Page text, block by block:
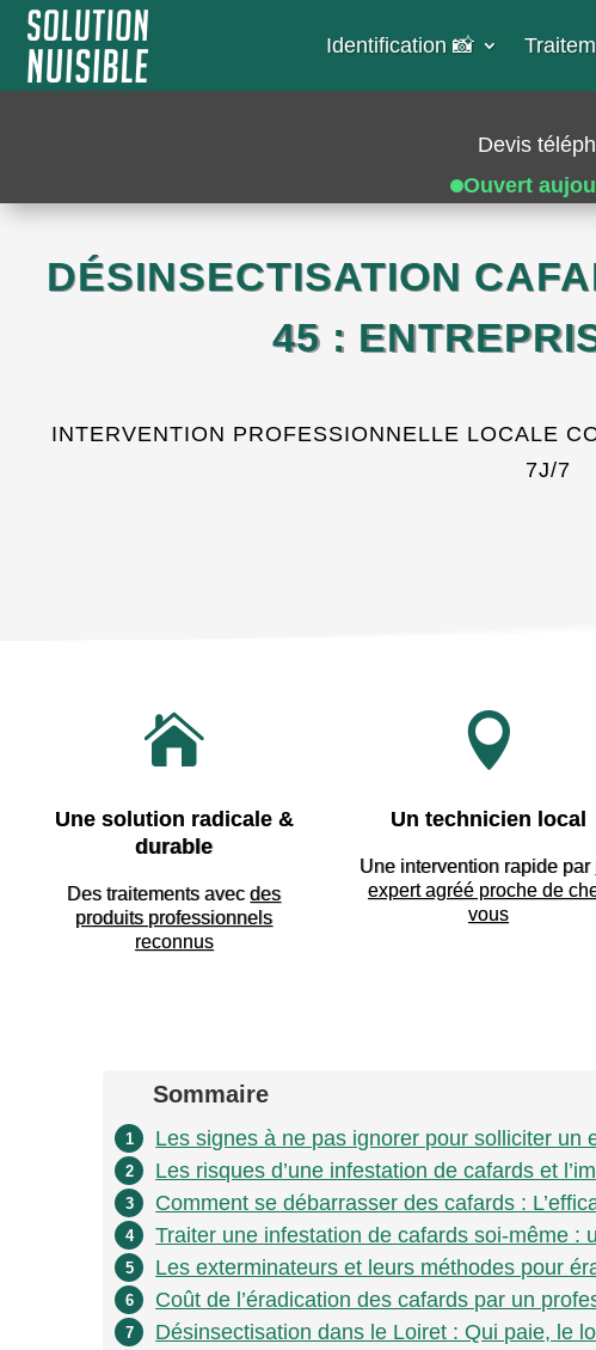
Identification 📸​
Devis
Ouvert
DÉSINSECTISATION
45 :
INTERVENTION PROFESSIONNELLE LOCALE
7J/7

Une solution radicale &
durable
Des traitements avecdes
produits professionnels
reconnus

Un technicien local
Une intervention rapide par
expert agréé proche de
vous
Sommaire
1 Les signes à ne pas ignorer pour solliciter un
2 Les risques d’une infestation de cafards et
3 Comment se débarrasser des cafards :
4 Traiter une infestation de cafards soi-même :
5 Les exterminateurs et leurs méthodes pour
6 Coût de l’éradication des cafards par un
7 Désinsectisation dans le Loiret : Qui paie, le